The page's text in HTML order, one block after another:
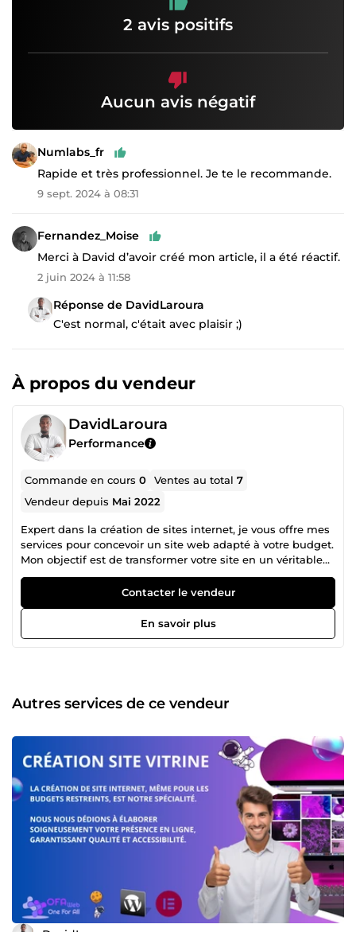
2 avis positifs
Aucun avis négatif
Numlabs_fr
Rapide et très professionnel. Je te le recommande.
9 sept. 2024 à 08:31
Fernandez_Moise
Merci à David d’avoir créé mon article, il a été réactif.
2 juin 2024 à 11:58
Réponse de DavidLaroura
C'est normal, c'était avec plaisir ;)
À propos du vendeur
DavidLaroura
Performance
Commande en cours0 Ventes au total7
Vendeur depuis Mai 2022
Expert dans la création de sites internet, je vous offre mes
services pour concevoir un site web adapté à votre budget.
Mon objectif est de transformer votre site en un véritable
levier commercial et de communication. Aujourd'hui,
dynamiser son activité en ligne est essentiel ! Mes services
incluent : Création de sites internet Refonte de sites
existants Maintenance technique et sécurité
Référencement Google (SEO) Développement web
Contacter le vendeur
En savoir plus
Autres services de ce vendeur